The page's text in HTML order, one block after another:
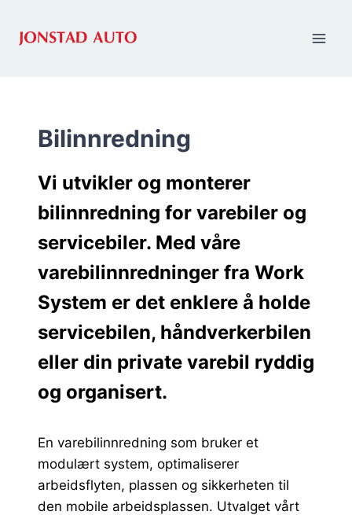
Bilinnredning
Vi utvikler og monterer
bilinnredning for varebiler og
servicebiler. Med våre
varebilinnredninger fra Work
System er det enklere å holde
servicebilen, håndverkerbilen
eller din private varebil ryddig
og organisert.
En varebilinnredning som bruker et
modulært system, optimaliserer
arbeidsflyten, plassen og sikkerheten til
den mobile arbeidsplassen. Utvalget vårt